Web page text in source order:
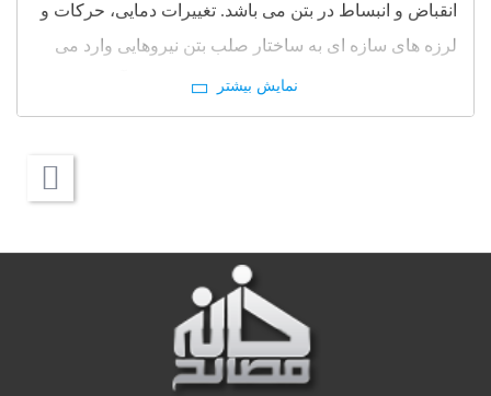
انقباض و انبساط در بتن می باشد. تغییرات دمایی، حرکات و
لرزه های سازه ای به ساختار صلب بتن نیروهایی وارد می
کند که این نیورها به مرور زمان می تواند باعث آسیب به بتن
شود. به همین خاطر در طراحی سازه های بتنی، درزهای
ها را در خود جذب کرده و به بتن وارد نکنند. این درزها باید به
علاوه بر دوام در برابر فرسودگی، باید منعطف بوده تا
نیروهای وارده را به خوبی در خود جذب کنند. ماستیک های بر
پایه قیر اصلاح شده با پلیمر از رایج ترین این محصولات می
باشند. ارزانی، دوام و انعطاف پذیری بالا ویژگی های این